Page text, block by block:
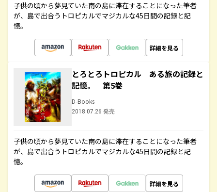
子供の頃から夢見ていた南の島に滞在することになった筆者
が、島で出合うトロピカルでマジカルな45日間の記録と記
憶。
詳細を見る
とろとろトロピカル ある旅の記録と
記憶。 第5巻
D-Books
2018.07.26 発売
子供の頃から夢見ていた南の島に滞在することになった筆者
が、島で出合うトロピカルでマジカルな45日間の記録と記
憶。
詳細を見る